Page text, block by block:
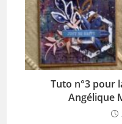
Tuto n°3 pour
Angélique